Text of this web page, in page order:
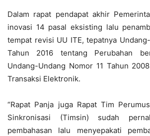
Dalam rapat pendapat akhir
inovasi 14 pasal eksisting lalu
tempat revisi UU ITE, tepatnya
Tahun 2016 tentang Perubahan
Undang-Undang Nomor 11 Tahun
Transaksi Elektronik.
“Rapat Panja juga Rapat Tim
Sinkronisasi (Timsin) sudah
pembahasan lalu menyepakati